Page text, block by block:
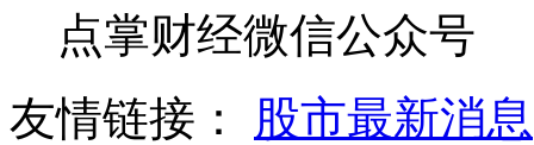
点掌财经微信公众号
友情链接：
股市最新消息